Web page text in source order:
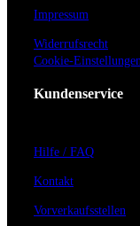
Impressum
Widerrufsrecht
Cookie-
Kundenservice
Hilfe / FAQ
Kontakt
Vorverkaufsstellen